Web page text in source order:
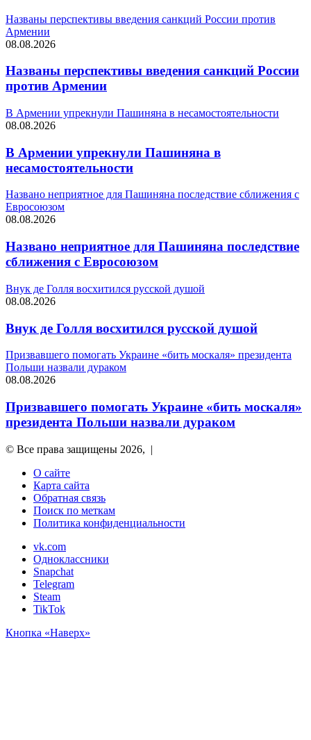
Названы перспективы введения санкций России против
Армении
08.08.2026
Названы перспективы введения санкций России
против Армении
В Армении упрекнули Пашиняна в несамостоятельности
08.08.2026
В Армении упрекнули Пашиняна в
несамостоятельности
Названо неприятное для Пашиняна последствие сближения с
Евросоюзом
08.08.2026
Названо неприятное для Пашиняна последствие
сближения с Евросоюзом
Внук де Голля восхитился русской душой
08.08.2026
Внук де Голля восхитился русской душой
Призвавшего помогать Украине «бить москаля» президента
Польши назвали дураком
08.08.2026
Призвавшего помогать Украине «бить москаля»
президента Польши назвали дураком
© Все права защищены 2026, |
О сайте
Карта сайта
Обратная связь
Поиск по меткам
Политика конфиденциальности
vk.com
Одноклассники
Snapchat
Telegram
Steam
TikTok
Кнопка «Наверх»